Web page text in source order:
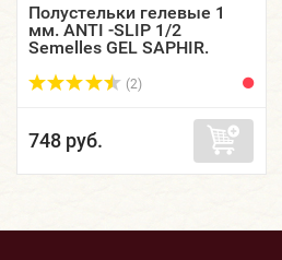
Полустельки гелевые 1
мм. ANTI -SLIP 1/2
Semelles GEL SAPHIR.
(2)
748 руб.